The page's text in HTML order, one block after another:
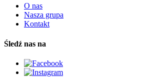
O nas
Nasza grupa
Kontakt
Śledź nas na